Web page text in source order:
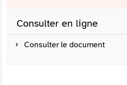
Consulter en ligne
Consulter le document